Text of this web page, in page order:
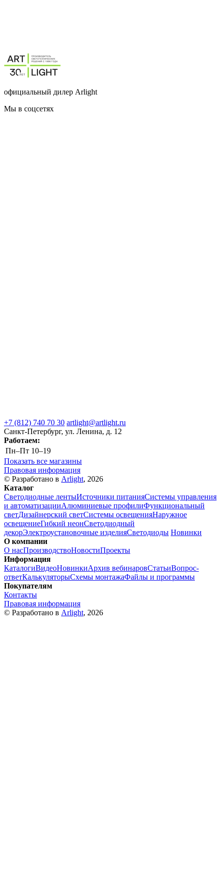
официальный дилер Arlight
Мы в соцсетях
+7 (812) 740 70 30 artlight@artlight.ru
Санкт-Петербург, ул. Ленина, д. 12
Работаем:
Пн–Пт 10–19
Показать все магазины
Правовая информация
© Разработано в Arlight, 2026
Каталог
Светодиодные лентыИсточники питанияСистемы управления
и автоматизацииАлюминиевые профилиФункциональный
светДизайнерский светСистемы освещенияНаружное
освещениеГибкий неонСветодиодный
декорЭлектроустановочные изделияСветодиоды Новинки
О компании
О насПроизводствоНовостиПроекты
Информация
КаталогиВидеоНовинкиАрхив вебинаровСтатьиВопрос-
ответКалькуляторыСхемы монтажаФайлы и программы
Покупателям
Контакты
Правовая информация
© Разработано в Arlight, 2026